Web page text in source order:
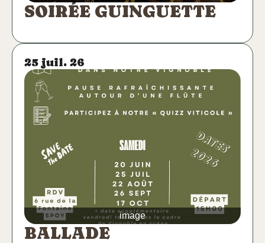
SOIRÉE GUINGUETTE
25 juil. 26
image
BALLADE